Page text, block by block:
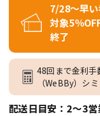
7/28～早
対象5％
終了
48回まで金利手
（WeBBy）シ
配送日目安：2～3